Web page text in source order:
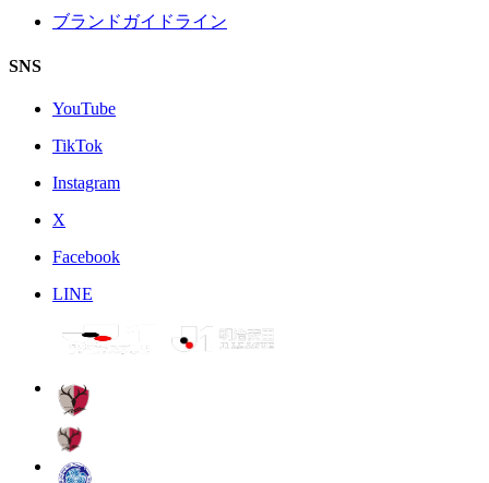
ブランドガイドライン
SNS
YouTube
TikTok
Instagram
X
Facebook
LINE